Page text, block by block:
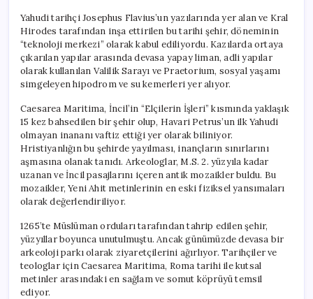
Yahudi tarihçi Josephus Flavius’un yazılarında yer alan ve Kral
Hirodes tarafından inşa ettirilen bu tarihi şehir, döneminin
“teknoloji merkezi” olarak kabul ediliyordu. Kazılarda ortaya
çıkarılan yapılar arasında devasa yapay liman, adli yapılar
olarak kullanılan Valilik Sarayı ve Praetorium, sosyal yaşamı
simgeleyen hipodrom ve su kemerleri yer alıyor.
Caesarea Maritima, İncil’in “Elçilerin İşleri” kısmında yaklaşık
15 kez bahsedilen bir şehir olup, Havari Petrus’un ilk Yahudi
olmayan inananı vaftiz ettiği yer olarak biliniyor.
Hristiyanlığın bu şehirde yayılması, inançların sınırlarını
aşmasına olanak tanıdı. Arkeologlar, M.S. 2. yüzyıla kadar
uzanan ve İncil pasajlarını içeren antik mozaikler buldu. Bu
mozaikler, Yeni Ahit metinlerinin en eski fiziksel yansımaları
olarak değerlendiriliyor.
1265’te Müslüman orduları tarafından tahrip edilen şehir,
yüzyıllar boyunca unutulmuştu. Ancak günümüzde devasa bir
arkeoloji parkı olarak ziyaretçilerini ağırlıyor. Tarihçiler ve
teologlar için Caesarea Maritima, Roma tarihi ile kutsal
metinler arasındaki en sağlam ve somut köprüyü temsil
ediyor.